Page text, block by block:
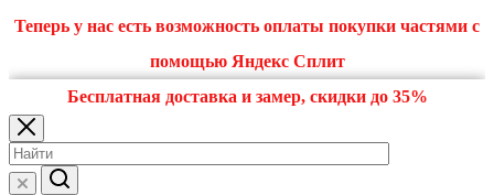
Теперь у нас есть возможность оплаты покупки частями с
помощью Яндекс Сплит
Бесплатная доставка и замер, скидки до 35%